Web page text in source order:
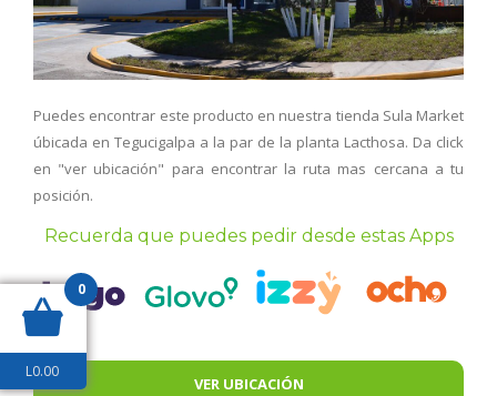
Puedes encontrar este producto en nuestra tienda Sula Market
úbicada en Tegucigalpa a la par de la planta Lacthosa. Da click
en "ver ubicación" para encontrar la ruta mas cercana a tu
posición.
Recuerda que puedes pedir desde estas Apps
VER UBICACIÓN
0
L0.00